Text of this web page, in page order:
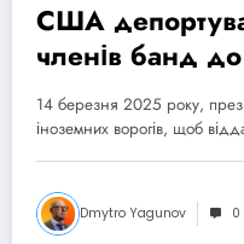
США
членів банд
незважаючи на
заборону
14 березня 2025 року,
іноземних ворогів, щоб
Dmytro Yagunov 0